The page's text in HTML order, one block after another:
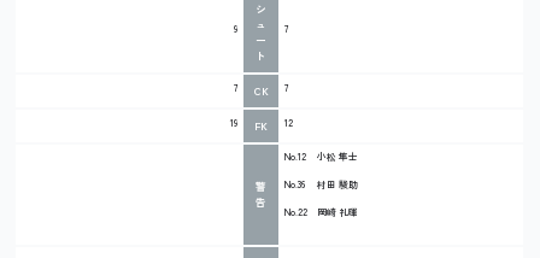
9
シ
ュ
ー
ト
7
7 CK 7
19 FK 12
警
告
No.12 小松 隼士
No.36 村田 駿助
No.22 岡崎 礼暉